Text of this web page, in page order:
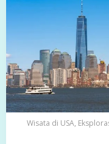
a
s
i
e
e
Wisata di USA,